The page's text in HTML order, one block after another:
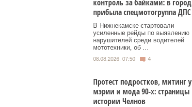
контроль за байками: в город
прибыла спецмотогруппа ДПС
В Нижнекамске стартовали
усиленные рейды по выявлению
нарушителей среди водителей
мототехники, об ...
08.08.2026, 07:50 4
Протест подростков, митинг у
мэрии и мода 90-х: страницы
истории Челнов